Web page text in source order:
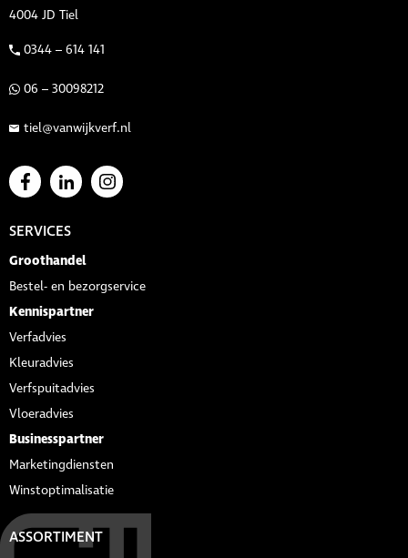
4004 JD Tiel
0344 – 614 141
06 – 30098212
tiel@vanwijkverf.nl
SERVICES
Groothandel
Bestel- en bezorgservice
Kennispartner
Verfadvies
Kleuradvies
Verfspuitadvies
Vloeradvies
Businesspartner
Marketingdiensten
Winstoptimalisatie
ASSORTIMENT